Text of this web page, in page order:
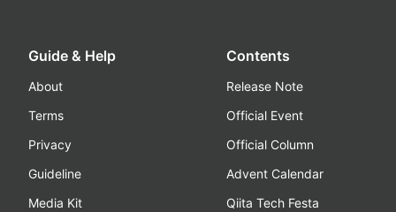
Guide & Help
About
Terms
Privacy
Guideline
Media Kit
Contents
Release Note
Official Event
Official Column
Advent Calendar
Qiita Tech Festa